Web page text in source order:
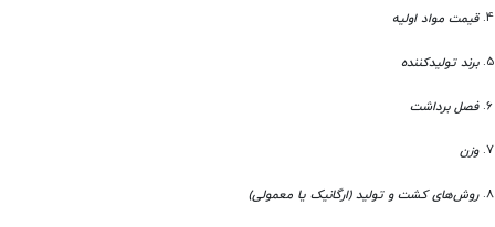
قیمت مواد اولیه
برند تولیدکننده
فصل برداشت
وزن
روش‌های کشت و تولید (ارگانیک یا معمولی)